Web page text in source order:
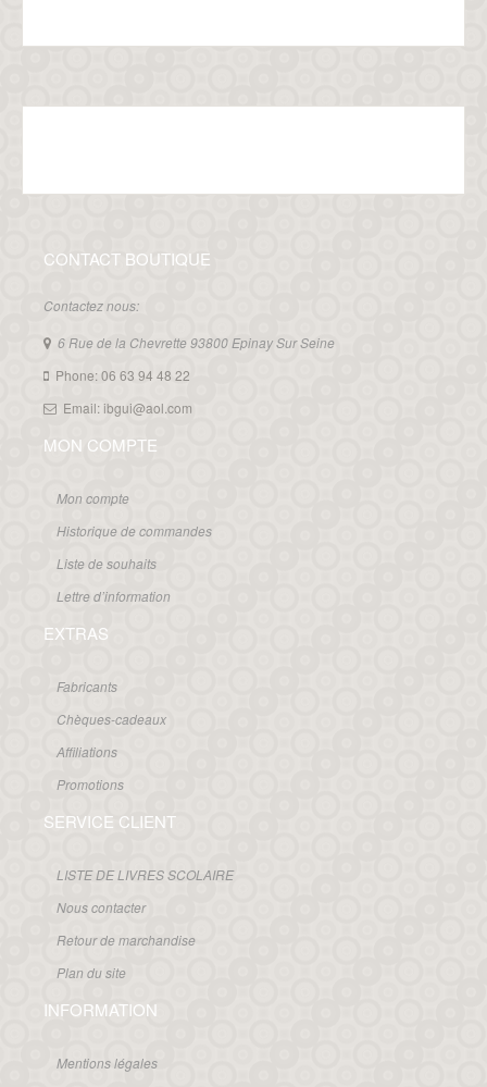
CONTACT BOUTIQUE
Contactez nous:
6 Rue de la Chevrette 93800 Epinay Sur Seine
Phone: 06 63 94 48 22
Email: ibgui@aol.com
MON COMPTE
Mon compte
Historique de commandes
Liste de souhaits
Lettre d’information
EXTRAS
Fabricants
Chèques-cadeaux
Affiliations
Promotions
SERVICE CLIENT
LISTE DE LIVRES SCOLAIRE
Nous contacter
Retour de marchandise
Plan du site
INFORMATION
Mentions légales